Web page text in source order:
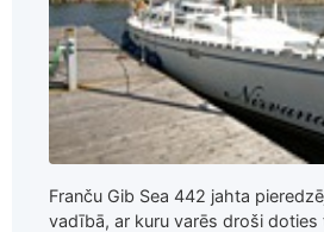
Franču Gib Sea 442 jahta
vadībā, ar kuru varēs droši doties